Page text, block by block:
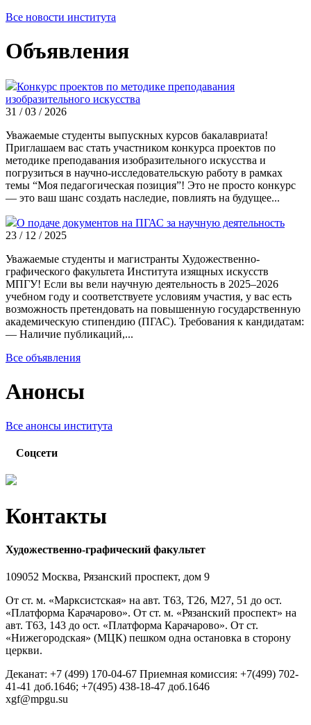
Все новости института
Объявления
Конкурс проектов по методике преподавания
изобразительного искусства
31 / 03 / 2026
Уважаемые студенты выпускных курсов бакалавриата!
Приглашаем вас стать участником конкурса проектов по
методике преподавания изобразительного искусства и
погрузиться в научно-исследовательскую работу в рамках
темы “Моя педагогическая позиция”! Это не просто конкурс
— это ваш шанс создать наследие, повлиять на будущее...
О подаче документов на ПГАС за научную деятельность
23 / 12 / 2025
Уважаемые студенты и магистранты Художественно-
графического факультета Института изящных искусств
МПГУ! Если вы вели научную деятельность в 2025–2026
учебном году и соответствуете условиям участия, у вас есть
возможность претендовать на повышенную государственную
академическую стипендию (ПГАС). Требования к кандидатам:
— Наличие публикаций,...
Все объявления
Анонсы
Все анонсы института
Соцсети
Контакты
Художественно-графический факультет
109052 Москва, Рязанский проспект, дом 9
От ст. м. «Марксистская» на авт. Т63, Т26, М27, 51 до ост.
«Платформа Карачарово». От ст. м. «Рязанский проспект» на
авт. Т63, 143 до ост. «Платформа Карачарово». От ст.
«Нижегородская» (МЦК) пешком одна остановка в сторону
церкви.
Деканат: +7 (499) 170-04-67 Приемная комиссия: +7(499) 702-
41-41 доб.1646; +7(495) 438-18-47 доб.1646
xgf@mpgu.su